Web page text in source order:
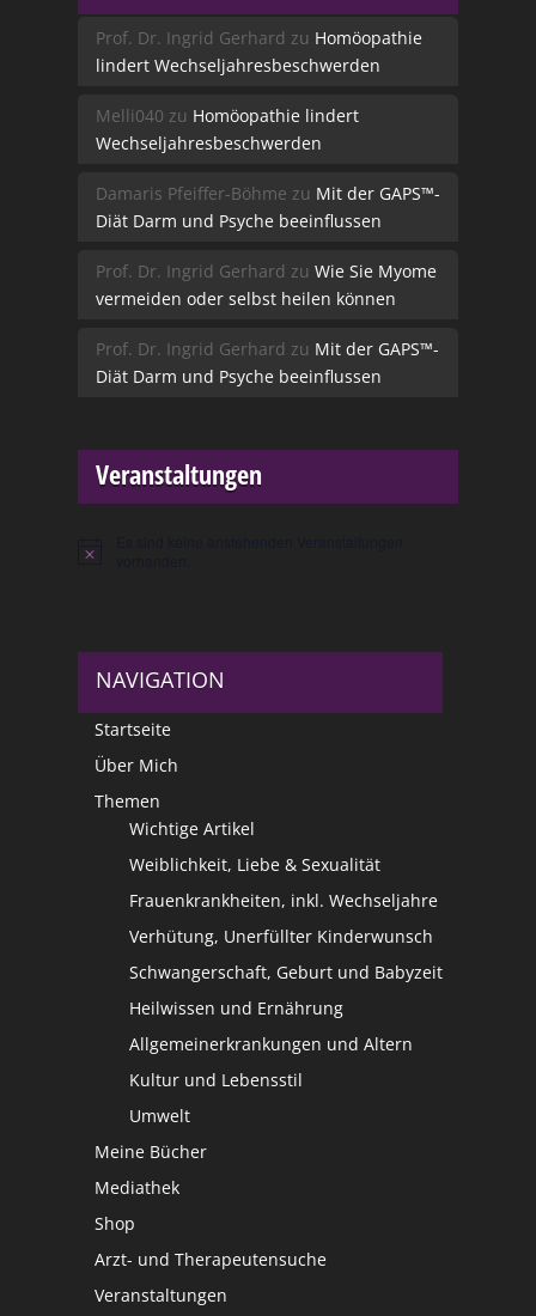
Prof. Dr. Ingrid Gerhard zu Homöopathie
lindert Wechseljahresbeschwerden
Melli040 zu Homöopathie lindert
Wechseljahresbeschwerden
Damaris Pfeiffer-Böhme zu Mit der GAPS™-
Diät Darm und Psyche beeinflussen
Prof. Dr. Ingrid Gerhard zu Wie Sie Myome
vermeiden oder selbst heilen können
Prof. Dr. Ingrid Gerhard zu Mit der GAPS™-
Diät Darm und Psyche beeinflussen
Veranstaltungen
Hinweis
NAVIGATION
Startseite
Über Mich
Themen
Wichtige Artikel
Weiblichkeit, Liebe & Sexualität
Frauenkrankheiten, inkl. Wechseljahre
Verhütung, Unerfüllter Kinderwunsch
Schwangerschaft, Geburt und Babyzeit
Heilwissen und Ernährung
Allgemeinerkrankungen und Altern
Kultur und Lebensstil
Umwelt
Meine Bücher
Mediathek
Shop
Arzt- und Therapeutensuche
Veranstaltungen